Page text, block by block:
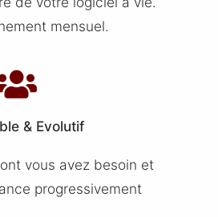
mensuel.
& Evolutif
vous avez besoin et
progressivement